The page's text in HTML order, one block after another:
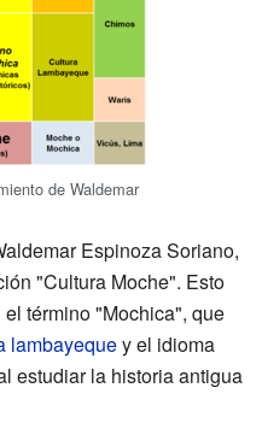
de Waldemar
Espinoza Soriano,
"Cultura Moche". Esto
término "Mochica", que
lambayequey el idioma
estudiar la historia antigua